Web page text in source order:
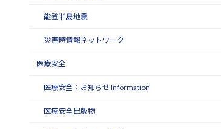
能登半島地震
災害時情報ネットワーク
医療安全
医療安全：お知らせ Information
医療安全出版物